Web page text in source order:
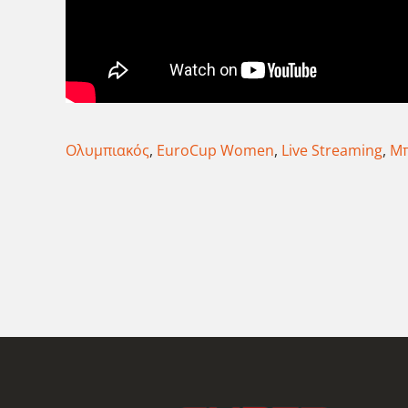
Ολυμπιακός, EuroCup Women, Live Streaming,